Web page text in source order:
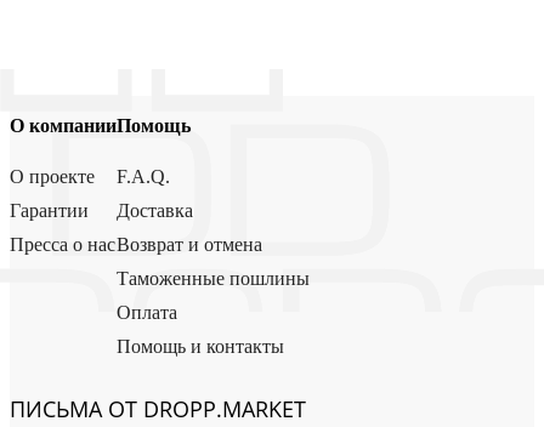
О компании
О проекте
Гарантии
Пресса о нас
Помощь
F.A.Q.
Доставка
Возврат и отмена
Таможенные пошлины
Оплата
Помощь и контакты
ПИСЬМА ОТ DROPP.MARKET